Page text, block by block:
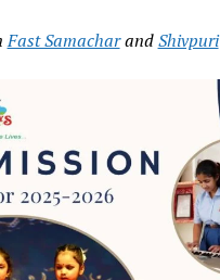
Fast SamacharandShivpuri